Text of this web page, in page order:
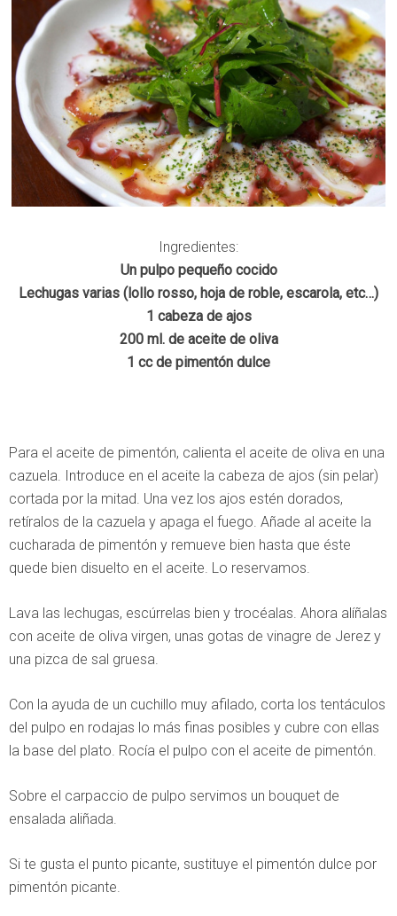
Ingredientes:
Un pulpo pequeño cocido
Lechugas varias (lollo rosso, hoja de roble, escarola, etc…)
1 cabeza de ajos
200 ml. de aceite de oliva
1 cc de pimentón dulce
Para el aceite de pimentón, calienta el aceite de oliva en una
cazuela. Introduce en el aceite la cabeza de ajos (sin pelar)
cortada por la mitad. Una vez los ajos estén dorados,
retíralos de la cazuela y apaga el fuego. Añade al aceite la
cucharada de pimentón y remueve bien hasta que éste
quede bien disuelto en el aceite. Lo reservamos.
Lava las lechugas, escúrrelas bien y trocéalas. Ahora alíñalas
con aceite de oliva virgen, unas gotas de vinagre de Jerez y
una pizca de sal gruesa.
Con la ayuda de un cuchillo muy afilado, corta los tentáculos
del pulpo en rodajas lo más finas posibles y cubre con ellas
la base del plato. Rocía el pulpo con el aceite de pimentón.
Sobre el carpaccio de pulpo servimos un bouquet de
ensalada aliñada.
Si te gusta el punto picante, sustituye el pimentón dulce por
pimentón picante.